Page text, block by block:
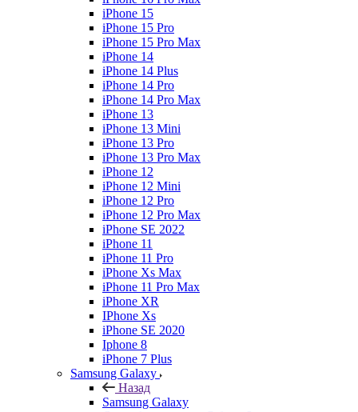
iPhone 15
iPhone 15 Pro
iPhone 15 Pro Max
iPhone 14
iPhone 14 Plus
iPhone 14 Pro
iPhone 14 Pro Max
iPhone 13
iPhone 13 Mini
iPhone 13 Pro
iPhone 13 Pro Max
iPhone 12
iPhone 12 Mini
iPhone 12 Pro
iPhone 12 Pro Max
iPhone SE 2022
iPhone 11
iPhone 11 Pro
iPhone Xs Max
iPhone 11 Pro Max
iPhone XR
IPhone Xs
iPhone SE 2020
Iphone 8
iPhone 7 Plus
Samsung Galaxy
Назад
Samsung Galaxy